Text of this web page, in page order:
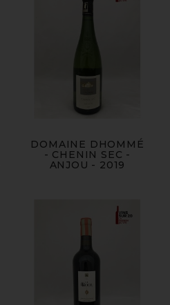
DOMAINE DHOMMÉ
- CHENIN SEC -
ANJOU - 2019